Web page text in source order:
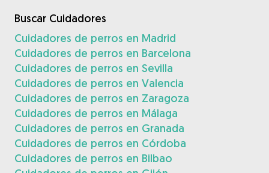
Buscar Cuidadores
Cuidadores de perros en Madrid
Cuidadores de perros en Barcelona
Cuidadores de perros en Sevilla
Cuidadores de perros en Valencia
Cuidadores de perros en Zaragoza
Cuidadores de perros en Málaga
Cuidadores de perros en Granada
Cuidadores de perros en Córdoba
Cuidadores de perros en Bilbao